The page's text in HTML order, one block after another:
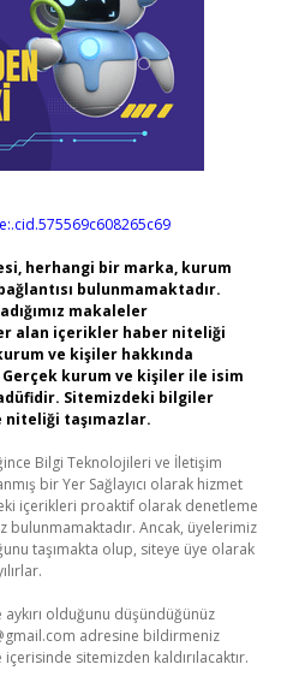
herhangi bir marka, kurum
bulunmamaktadır.
makaleler
alan içerikler haber niteliği
ve kişiler hakkında
Gerçek kurum ve kişiler ile isim
Sitemizdeki bilgiler
taşımazlar.
Bilgi Teknolojileri ve İletişim
bir Yer Sağlayıcı olarak hizmet
içerikleri proaktif olarak denetleme
bulunmamaktadır. Ancak, üyelerimiz
taşımakta olup, siteye üye olarak
olduğunu düşündüğünüz
adresine bildirmeniz
sitemizden kaldırılacaktır.